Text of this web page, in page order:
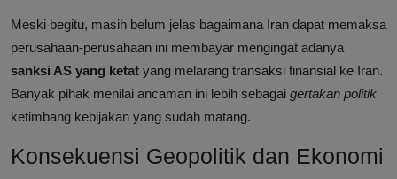
Meski begitu, masih belum jelas bagaimana Iran dapat memaksa
perusahaan-perusahaan ini membayar mengingat adanya
sanksi AS yang ketat yang melarang transaksi finansial ke Iran.
Banyak pihak menilai ancaman ini lebih sebagai gertakan politik
ketimbang kebijakan yang sudah matang.
Konsekuensi Geopolitik dan Ekonomi